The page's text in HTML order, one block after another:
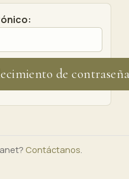
Contáctanos